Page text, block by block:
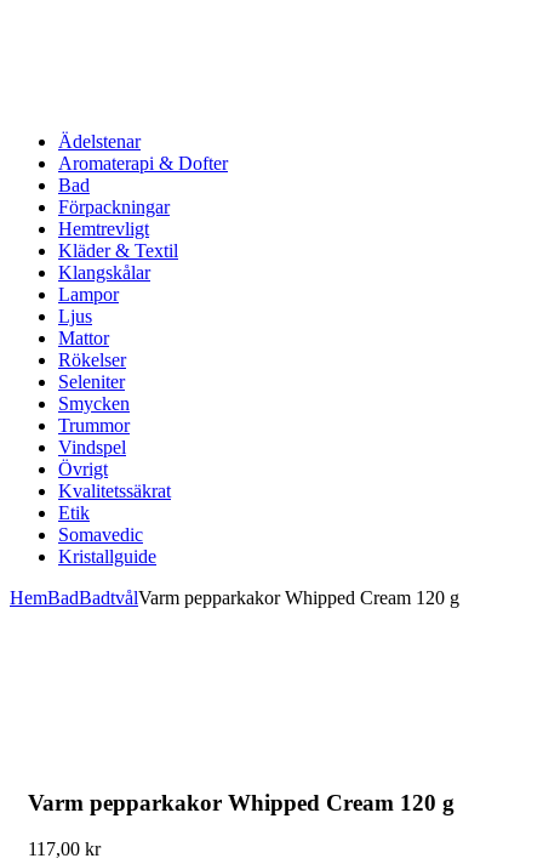
Ädelstenar
Aromaterapi & Dofter
Bad
Förpackningar
Hemtrevligt
Kläder & Textil
Klangskålar
Lampor
Ljus
Mattor
Rökelser
Seleniter
Smycken
Trummor
Vindspel
Övrigt
Kvalitetssäkrat
Etik
Somavedic
Kristallguide
HemBadBadtvålVarm pepparkakor Whipped Cream 120 g
Varm pepparkakor Whipped Cream 120 g
117,00 kr